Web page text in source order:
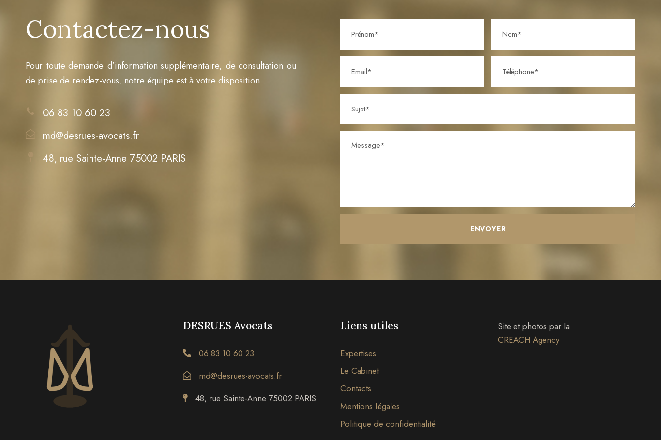
Contactez-nous
Pour toute demande d’information supplémentaire, de consultation ou
de prise de rendez-vous, notre équipe est à votre disposition.
06 83 10 60 23
md@desrues-avocats.fr
48, rue Sainte-Anne 75002 PARIS
DESRUES Avocats
06 83 10 60 23
md@desrues-avocats.fr
48, rue Sainte-Anne 75002 PARIS
Liens utiles
Expertises
Le Cabinet
Contacts
Mentions légales
Politique de confidentialité
Site et photos par la
CREACH Agency